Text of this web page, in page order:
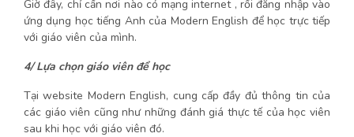
Giờ đây, chỉ cần nơi nào có mạng internet , rồi đăng nhập vào
ứng dụng học tiếng Anh của Modern English để học trực tiếp
với giáo viên của mình.
4/ Lựa chọn giáo viên để học
Tại website Modern English, cung cấp đầy đủ thông tin của
các giáo viên cũng như những đánh giá thực tế của học viên
sau khi học với giáo viên đó.